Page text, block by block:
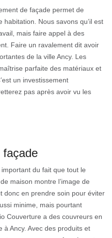
de façade permet de
Nous savons qu’il est
mais faire appel à des
Faire un ravalement dit avoir
de la ville Ancy. Les
parfaite des matériaux et
un investissement
pas après avoir vu les
façade
du fait que tout le
maison montre l’image de
donc en prendre soin pour éviter
minime, mais pourtant
Couverture a des couvreurs en
Ancy. Avec des produits et